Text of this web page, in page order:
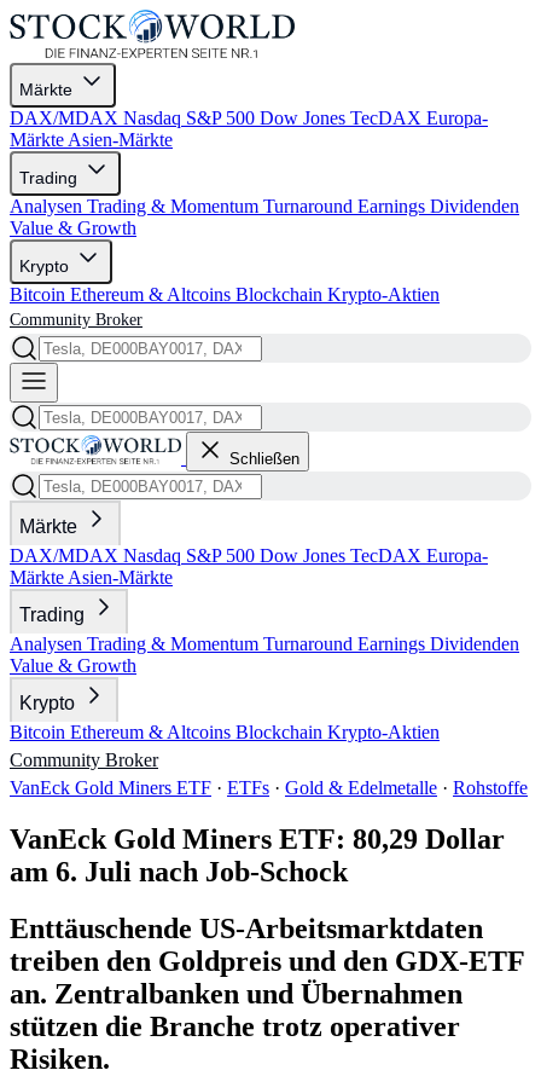
Märkte
DAX/MDAX Nasdaq S&P 500 Dow Jones TecDAX Europa-
Märkte Asien-Märkte
Trading
Analysen Trading & Momentum Turnaround Earnings Dividenden
Value & Growth
Krypto
Bitcoin Ethereum & Altcoins Blockchain Krypto-Aktien
Community Broker
Schließen
Märkte
DAX/MDAX Nasdaq S&P 500 Dow Jones TecDAX Europa-
Märkte Asien-Märkte
Trading
Analysen Trading & Momentum Turnaround Earnings Dividenden
Value & Growth
Krypto
Bitcoin Ethereum & Altcoins Blockchain Krypto-Aktien
Community Broker
VanEck Gold Miners ETF · ETFs · Gold & Edelmetalle · Rohstoffe
VanEck Gold Miners ETF: 80,29 Dollar
am 6. Juli nach Job-Schock
Enttäuschende US-Arbeitsmarktdaten
treiben den Goldpreis und den GDX-ETF
an. Zentralbanken und Übernahmen
stützen die Branche trotz operativer
Risiken.